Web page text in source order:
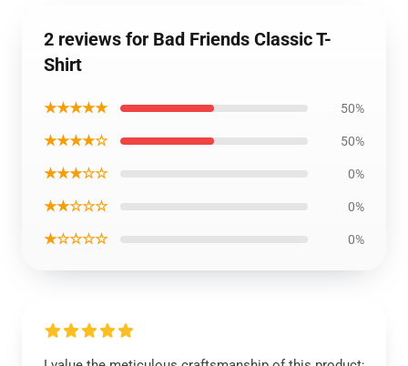
2 reviews for Bad Friends Classic T-
Shirt
★★★★★ 50%
★★★★☆ 50%
★★★☆☆ 0%
★★☆☆☆ 0%
★☆☆☆☆ 0%